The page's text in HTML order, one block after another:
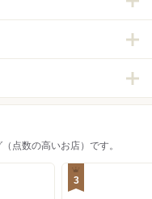
点数の高いお店）です。
3